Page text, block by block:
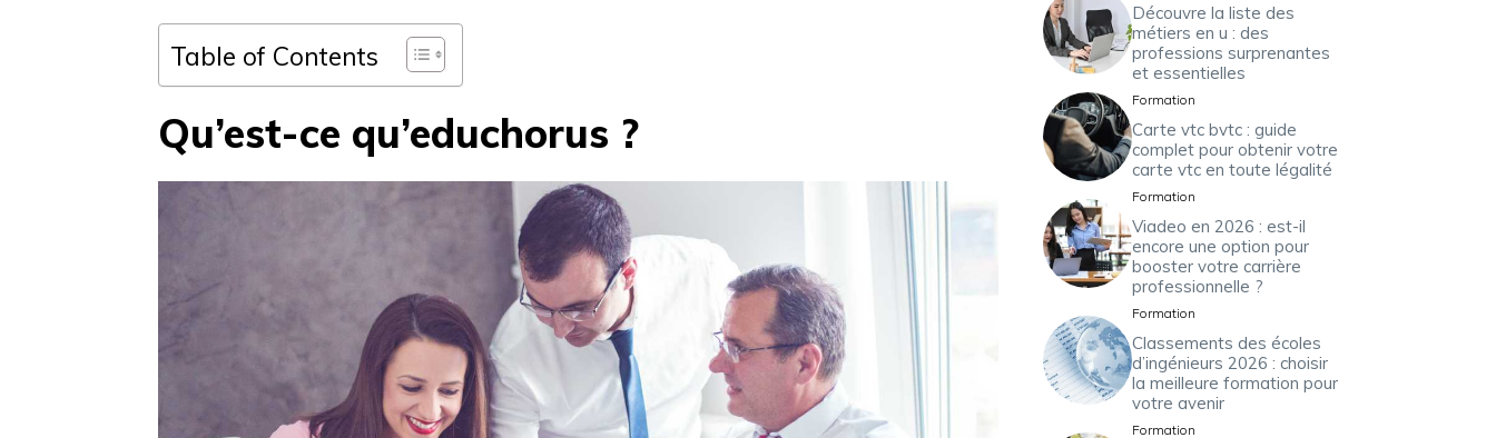
Table of Contents
Qu’est-ce qu’educhorus ?
Découvre la liste des
métiers en u : des
professions surprenantes
et essentielles
Formation
Carte vtc bvtc : guide
complet pour obtenir votre
carte vtc en toute légalité
Formation
Viadeo en 2026 : est-il
encore une option pour
booster votre carrière
professionnelle ?
Formation
Classements des écoles
d’ingénieurs 2026 : choisir
la meilleure formation pour
votre avenir
Formation